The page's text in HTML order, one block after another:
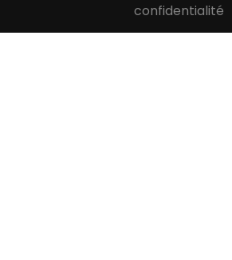
confidentialité